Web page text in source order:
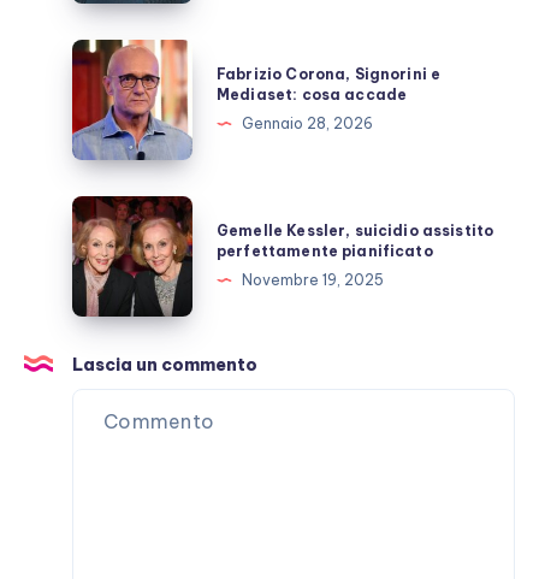
segreto?
Fabrizio
Corona,
Signorini
e
Mediaset:
cosa
accade
Fabrizio Corona, Signorini e
Mediaset: cosa accade
Gennaio 28, 2026
Gemelle
Kessler,
suicidio
assistito
perfettamente
pianificato
Gemelle Kessler, suicidio assistito
perfettamente pianificato
Novembre 19, 2025
Lascia un commento